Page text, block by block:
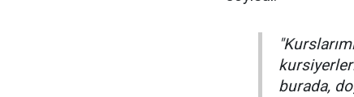
burada,